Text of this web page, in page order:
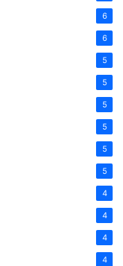
6
6
5
5
5
5
5
5
4
4
4
4